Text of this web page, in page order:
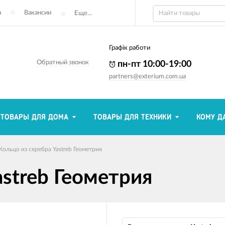
Вакансии Еще...
Обратный звонок
Графік работи
пн-пт 10:00-19:00
partners@exterium.com.ua
ТОВАРЫ ДЛЯ ДОМА ТОВАРЫ ДЛЯ ТЕХНИКИ КОМУ
из серебра Yastreb Геометрия
Геометрия